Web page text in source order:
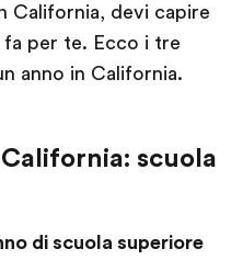
California, devi capire
per te. Ecco i tre
anno in California.
scuola
di scuola superiore